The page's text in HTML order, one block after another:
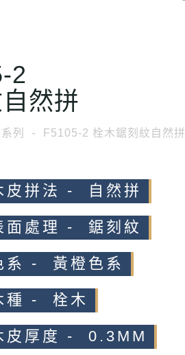
2
然拼
列 F5105-2 栓木鋸刻紋自然拼
皮拼法 - 自然拼
面處理 - 鋸刻紋
系 - 黃橙色系
種 - 栓木
皮厚度 - 0.3MM